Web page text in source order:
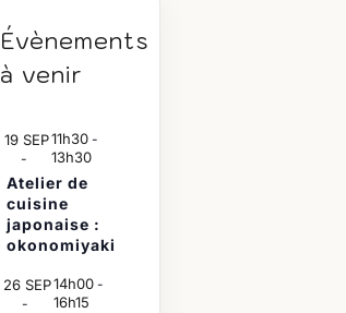
Évènements
à venir
19 SEP11h30 -
13h30
Atelier de
cuisine
japonaise :
okonomiyaki
26 SEP14h00-
16h15